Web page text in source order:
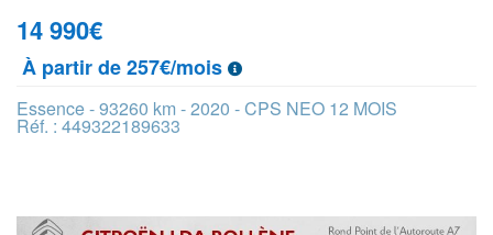
14 990€
À partir de 257€/mois
Essence - 93260 km - 2020 - CPS NEO 12 MOIS
Réf. : 449322189633